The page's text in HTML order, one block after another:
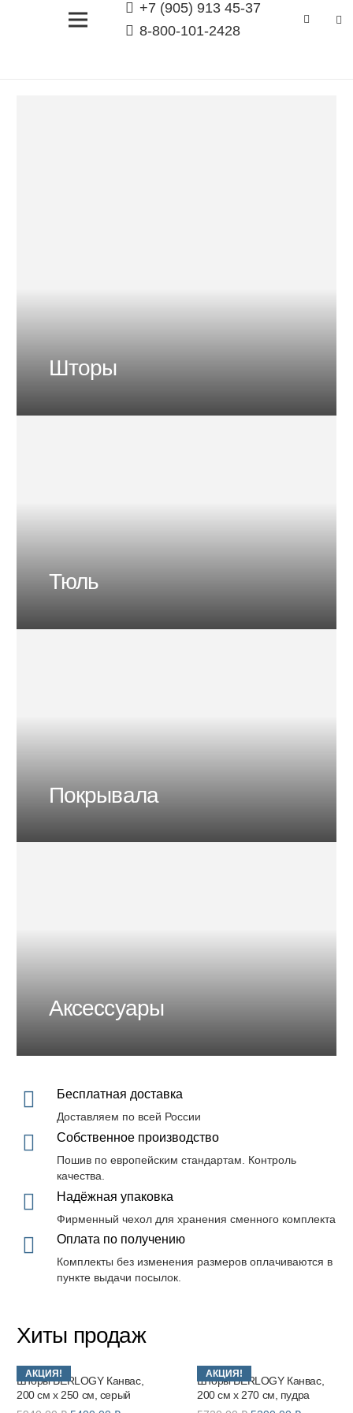
+7 (905) 913 45-37
8-800-101-2428
Шторы
Тюль
Покрывала
Аксессуары
Бесплатная доставка
Доставляем по всей России
Собственное производство
Пошив по европейским стандартам. Контроль
качества.
Надёжная упаковка
Фирменный чехол для хранения сменного комплекта
Оплата по получению
Комплекты без изменения размеров оплачиваются в
пункте выдачи посылок.
Хиты продаж
АКЦИЯ!
Шторы BERLOGY Канвас,
200 см х 250 см, серый
АКЦИЯ!
Шторы BERLOGY Канвас,
200 см х 270 см, пудра